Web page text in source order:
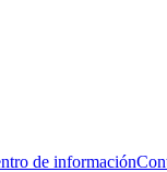
de información